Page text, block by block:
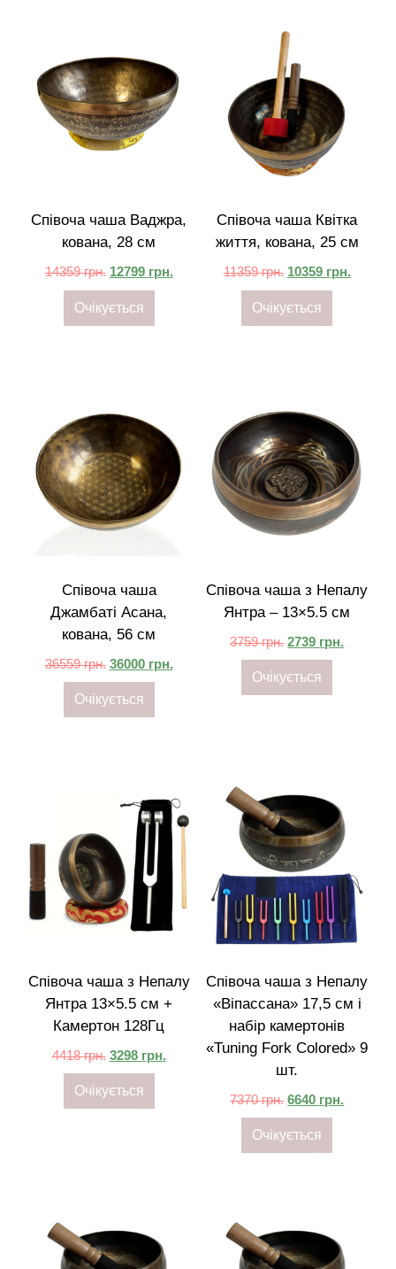
Співоча чаша Ваджра,
кована, 28 см
14359грн. 12799 грн.
Очікується
Співоча чаша Квітка
життя, кована, 25 см
11359грн. 10359 грн.
Очікується
Співоча чаша
Джамбаті Асана,
кована, 56 см
36559грн. 36000 грн.
Очікується
Співоча чаша з Непалу
Янтра – 13×5.5 см
3759грн. 2739 грн.
Очікується
Співоча чаша з Непалу
Янтра 13×5.5 см +
Камертон 128Гц
4418грн. 3298 грн.
Очікується
Співоча чаша з Непалу
«Віпассана» 17,5 см і
набір камертонів
«Tuning Fork Colored» 9
шт.
7370грн. 6640 грн.
Очікується